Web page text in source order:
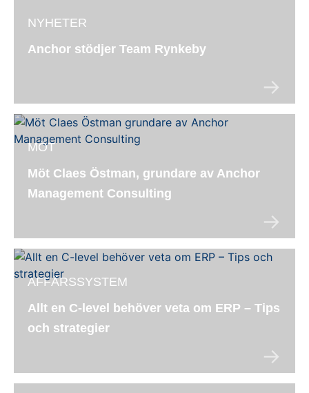
NYHETER
Anchor stödjer Team Rynkeby
MÖT
Möt Claes Östman, grundare av Anchor
Management Consulting
AFFÄRSSYSTEM
Allt en C-level behöver veta om ERP – Tips
och strategier